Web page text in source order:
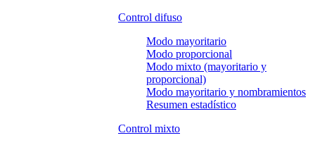
Control difuso
Modo mayoritario
Modo proporcional
Modo mixto (mayoritario y
proporcional)
Modo mayoritario y nombramientos
Resumen estadístico
Control mixto